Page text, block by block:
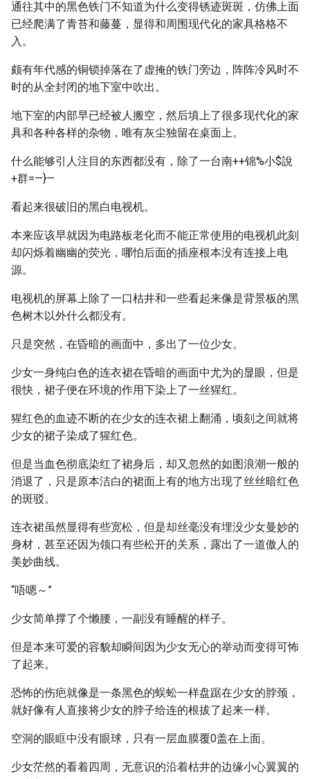
通往其中的黑色铁门不知道为什么变得锈迹斑斑，仿佛上面
已经爬满了青苔和藤蔓，显得和周围现代化的家具格格不
入。
颇有年代感的铜锁掉落在了虚掩的铁门旁边，阵阵冷风时不
时的从全封闭的地下室中吹出。
地下室的内部早已经被人搬空，然后填上了很多现代化的家
具和各种各样的杂物，唯有灰尘独留在桌面上。
什么能够引人注目的东西都没有，除了一台南++锦%小$說
+群=—}—
看起来很破旧的黑白电视机。
本来应该早就因为电路板老化而不能正常使用的电视机此刻
却闪烁着幽幽的荧光，哪怕后面的插座根本没有连接上电
源。
电视机的屏幕上除了一口枯井和一些看起来像是背景板的黑
色树木以外什么都没有。
只是突然，在昏暗的画面中，多出了一位少女。
少女一身纯白色的连衣裙在昏暗的画面中尤为的显眼，但是
很快，裙子便在环境的作用下染上了一丝猩红。
猩红色的血迹不断的在少女的连衣裙上翻涌，顷刻之间就将
少女的裙子染成了猩红色。
但是当血色彻底染红了裙身后，却又忽然的如图浪潮一般的
消退了，只是原本洁白的裙面上有的地方出现了丝丝暗红色
的斑驳。
连衣裙虽然显得有些宽松，但是却丝毫没有埋没少女曼妙的
身材，甚至还因为领口有些松开的关系，露出了一道傲人的
美妙曲线。
“唔嗯～”
少女简单撑了个懒腰，一副没有睡醒的样子。
但是本来可爱的容貌却瞬间因为少女无心的举动而变得可怖
了起来。
恐怖的伤疤就像是一条黑色的蜈蚣一样盘踞在少女的脖颈，
就好像有人直接将少女的脖子给连的根拔了起来一样。
空洞的眼眶中没有眼球，只有一层血膜覆0盖在上面。
少女茫然的看着四周，无意识的沿着枯井的边缘小心翼翼的